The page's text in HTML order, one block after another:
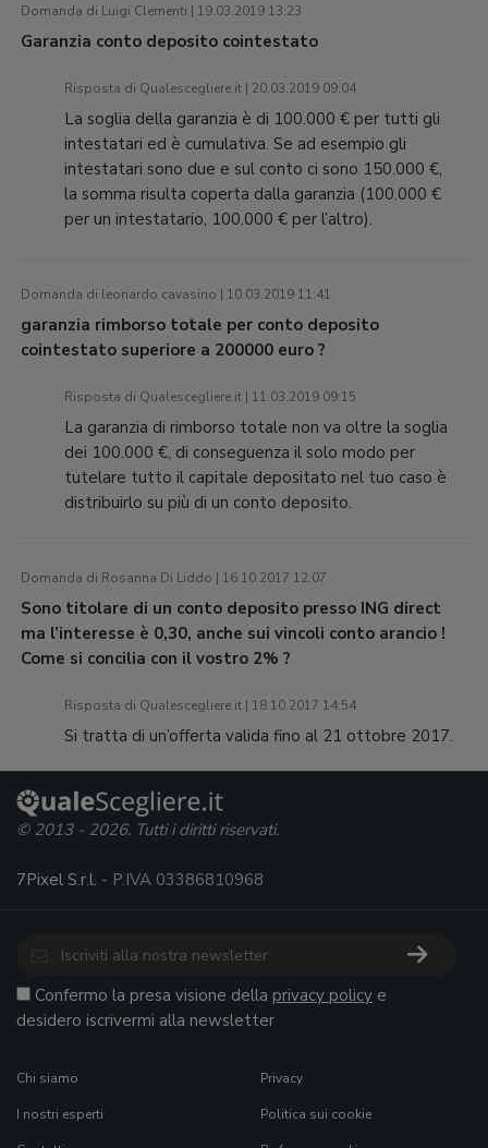
Domanda di Luigi Clementi | 19.03.2019 13:23
Garanzia conto deposito cointestato
Risposta di Qualescegliere.it | 20.03.2019 09:04
La soglia della garanzia è di 100.000 € per tutti gli
intestatari ed è cumulativa. Se ad esempio gli
intestatari sono due e sul conto ci sono 150.000 €,
la somma risulta coperta dalla garanzia (100.000 €
per un intestatario, 100.000 € per l’altro).
Domanda di leonardo cavasino | 10.03.2019 11:41
garanzia rimborso totale per conto deposito
cointestato superiore a 200000 euro ?
Risposta di Qualescegliere.it | 11.03.2019 09:15
La garanzia di rimborso totale non va oltre la soglia
dei 100.000 €, di conseguenza il solo modo per
tutelare tutto il capitale depositato nel tuo caso è
distribuirlo su più di un conto deposito.
Domanda di Rosanna Di Liddo | 16.10.2017 12:07
Sono titolare di un conto deposito presso ING direct
ma l’interesse è 0,30, anche sui vincoli conto arancio !
Come si concilia con il vostro 2% ?
Risposta di Qualescegliere.it | 18.10.2017 14:54
Si tratta di un’offerta valida fino al 21 ottobre 2017.
© 2013 - 2026. Tutti i diritti riservati.
7Pixel S.r.l. - P.IVA 03386810968
Confermo la presa visione della privacy policy e
desidero iscrivermi alla newsletter
Chi siamo
I nostri esperti
Privacy
Politica sui cookie